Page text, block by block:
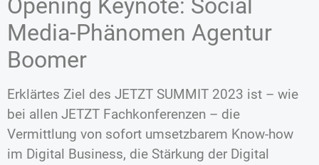
Opening Keynote: Social
Media-Phänomen Agentur
Boomer
Erklärtes Ziel des JETZT SUMMIT 2023 ist – wie
bei allen JETZT Fachkonferenzen – die
Vermittlung von sofort umsetzbarem Know-how
im Digital Business, die Stärkung der Digital